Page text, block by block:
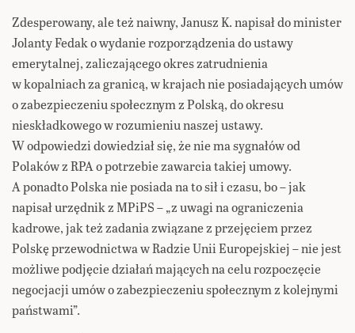
Zdesperowany, ale też naiwny, Janusz K. napisał do minister
Jolanty Fedak o wydanie rozporządzenia do ustawy
emerytalnej, zaliczającego okres zatrudnienia
w kopalniach za granicą, w krajach nie posiadających umów
o zabezpieczeniu społecznym z Polską, do okresu
nieskładkowego w rozumieniu naszej ustawy.
W odpowiedzi dowiedział się, że nie ma sygnałów od
Polaków z RPA o potrzebie zawarcia takiej umowy.
A ponadto Polska nie posiada na to sił i czasu, bo – jak
napisał urzędnik z MPiPS – „z uwagi na ograniczenia
kadrowe, jak też zadania związane z przejęciem przez
Polskę przewodnictwa w Radzie Unii Europejskiej – nie jest
możliwe podjęcie działań mających na celu rozpoczęcie
negocjacji umów o zabezpieczeniu społecznym z kolejnymi
państwami”.